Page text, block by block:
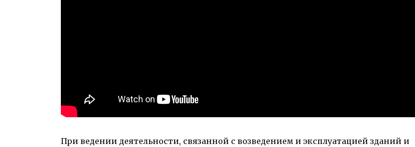
При ведении деятельности, связанной с возведением и эксплуатацией зданий и